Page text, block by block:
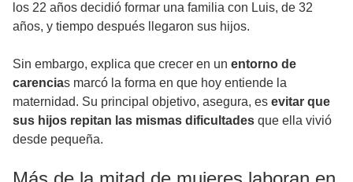
los 22 años decidió formar una familia con Luis, de 32
años, y tiempo después llegaron sus hijos.
Sin embargo, explica que crecer en un entorno de
carencias marcó la forma en que hoy entiende la
maternidad. Su principal objetivo, asegura, es evitar que
sus hijos repitan las mismas dificultades que ella vivió
desde pequeña.